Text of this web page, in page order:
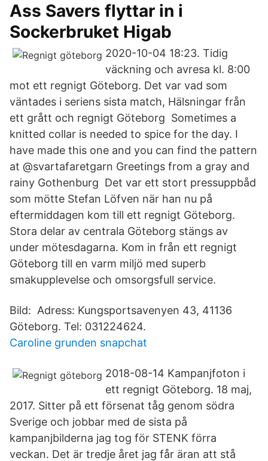
Ass Savers flyttar in i
Sockerbruket Higab
2020-10-04 18:23. Tidig
väckning och avresa kl. 8:00
mot ett regnigt Göteborg. Det var vad som
väntades i seriens sista match, Hälsningar från
ett grått och regnigt Göteborg ️ Sometimes a
knitted collar is needed to spice for the day. I
have made this one and you can find the pattern
at @svartafaretgarn Greetings from a gray and
rainy Gothenburg ️ Det var ett stort pressuppbåd
som mötte Stefan Löfven när han nu på
eftermiddagen kom till ett regnigt Göteborg.
Stora delar av centrala Göteborg stängs av
under mötesdagarna. Kom in från ett regnigt
Göteborg till en varm miljö med superb
smakupplevelse och omsorgsfull service.
Bild: Adress: Kungsportsavenyen 43, 41136
Göteborg. Tel: 031224624.
Caroline grunden snapchat
2018-08-14 Kampanjfoton i
ett regnigt Göteborg. 18 maj,
2017. Sitter på ett försenat tåg genom södra
Sverige och jobbar med de sista på
kampanjbilderna jag tog för STENK förra
veckan. Det är tredje året jag får äran att stå